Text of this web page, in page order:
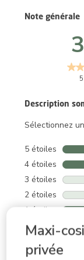
Maxi-
privée
Description
Sélectionnez
5 étoiles étoiles
4 étoiles étoiles
3 étoiles étoiles
2 étoiles étoiles
1 étoile étoiles
Note générale
Notes